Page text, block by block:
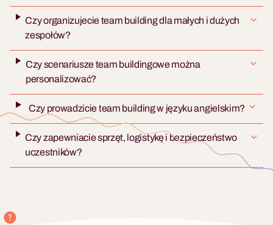
Czy organizujecie team building dla małych i dużych
zespołów?
Czy scenariusze team buildingowe można
personalizować?
Czy prowadzicie team building w języku angielskim?
Czy zapewniacie sprzęt, logistykę i bezpieczeństwo
uczestników?